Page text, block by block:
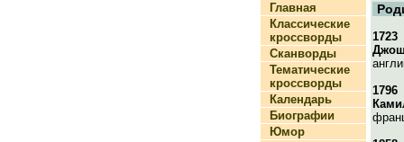
Главная
Классические
кроссворды
Сканворды
Тематические
кроссворды
Календарь
Биографии
Юмор
1723
1796